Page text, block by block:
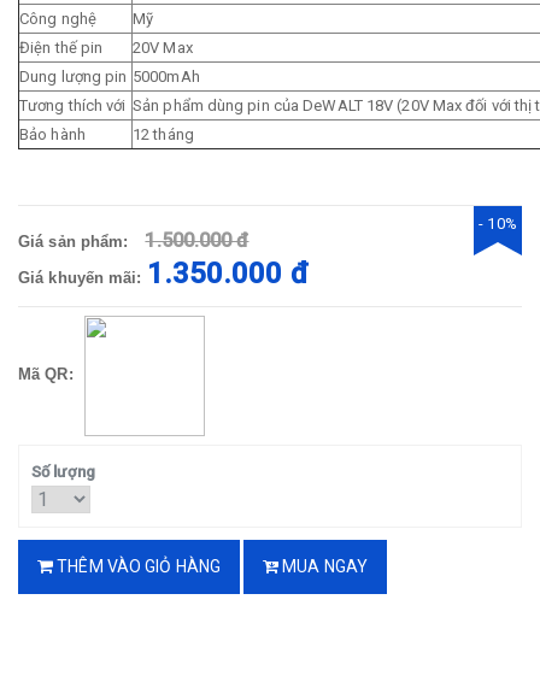
Công nghệ
Mỹ
Điện thế pin
20V Max
Dung lượng pin 5000mAh
Tương thích với Sản phẩm dùng pin của DeWALT 18V (20V Max đối với thị
Bảo hành
12 tháng
Giá sản phẩm: 1.500.000 đ
Giá khuyến mãi: 1.350.000 đ
- 10%
Mã QR:
Số lượng
THÊM VÀO GIỎ HÀNG MUA NGAY